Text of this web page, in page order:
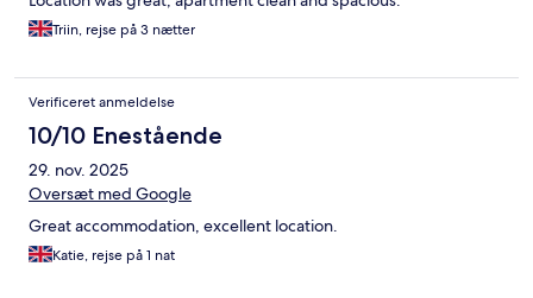
Triin, rejse på 3 nætter
Verificeret anmeldelse
10/10 Enestående
29. nov. 2025
Oversæt med Google
Great accommodation, excellent location.
Katie, rejse på 1 nat